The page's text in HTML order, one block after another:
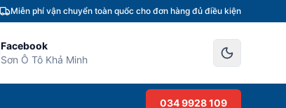
Miễn phí vận chuyển toàn quốc cho đơn hàng đủ điều kiện
Facebook
Sơn Ô Tô Khả Minh
034 9928 109